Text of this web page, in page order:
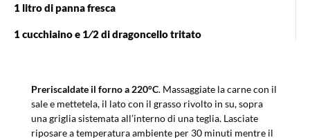
1 litro di panna fresca
1 cucchiaino e 1⁄2 di dragoncello tritato
Preriscaldate il forno a 220°C. Massaggiate la carne con il
sale e mettetela, il lato con il grasso rivolto in su, sopra
una griglia sistemata all’interno di una teglia. Lasciate
riposare a temperatura ambiente per 30 minuti mentre il